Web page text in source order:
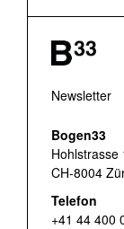
Newsletter
Bogen33
Hohlstrasse
CH-8004
Telefon
+41 44 400